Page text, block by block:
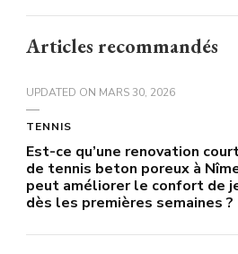
Articles recommandés
UPDATED ON MARS 30, 2026
TENNIS
Est-ce qu’une renovation
de tennis beton poreux à
peut améliorer le confort de
dès les premières semaines ?